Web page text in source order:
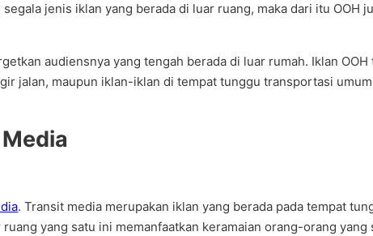
jenis iklan yang berada di luar ruang, maka dari itu OOH
audiensnya yang tengah berada di luar rumah. Iklan OOH
jalan, maupun iklan-iklan di tempat tunggu transportasi
. Transit media merupakan iklan yang berada pada tempat
yang satu ini memanfaatkan keramaian orang-orang yang